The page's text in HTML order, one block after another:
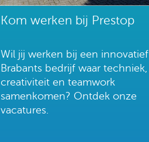
Kom werken bij Prestop
Wil jij werken bij een innovatief
Brabants bedrijf waar techniek,
creativiteit en teamwork
samenkomen? Ontdek onze
vacatures.